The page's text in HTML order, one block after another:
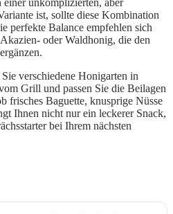
ist, sollte diese Kombination
perfekte Balance empfehlen sich
oder Waldhonig, die den
verschiedene Honigarten in
Grill und passen Sie die Beilagen
frisches Baguette, knusprige Nüsse
Ihnen nicht nur ein leckerer Snack,
bei Ihrem nächsten